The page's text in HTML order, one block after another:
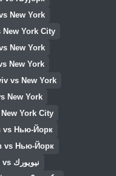
New York
New York City
New York
New York
vs New York
New York
York City
vs Нью-Йорк
vs Нью-Йорк
الطقس · تل أبيب vs نيويورك